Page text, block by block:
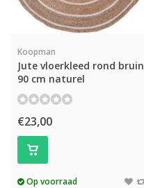
Koopman
Jute vloerkleed rond bruin
90 cm naturel
€23,00
Op voorraad